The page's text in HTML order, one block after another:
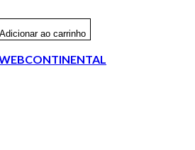
Adicionar ao carrinho